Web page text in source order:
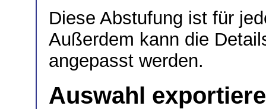
Diese Abstufung ist für
Außerdem kann die
angepasst werden.
Auswahl